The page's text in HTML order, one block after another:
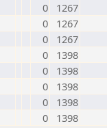
0
1267
0
1267
0
1267
0
1398
0
1398
0
1398
0
1398
0 1398